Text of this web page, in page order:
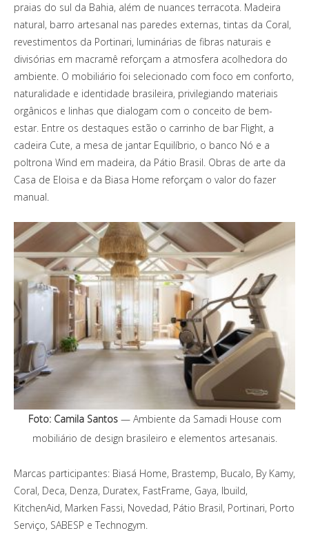
praias do sul da Bahia, além de nuances terracota. Madeira
natural, barro artesanal nas paredes externas, tintas da Coral,
revestimentos da Portinari, luminárias de fibras naturais e
divisórias em macramê reforçam a atmosfera acolhedora do
ambiente. O mobiliário foi selecionado com foco em conforto,
naturalidade e identidade brasileira, privilegiando materiais
orgânicos e linhas que dialogam com o conceito de bem-
estar. Entre os destaques estão o carrinho de bar Flight, a
cadeira Cute, a mesa de jantar Equilíbrio, o banco Nó e a
poltrona Wind em madeira, da Pátio Brasil. Obras de arte da
Casa de Eloisa e da Biasa Home reforçam o valor do fazer
manual.
Foto: Camila Santos— Ambiente da Samadi House com
mobiliário de design brasileiro e elementos artesanais.
Marcas participantes: Biasá Home, Brastemp, Bucalo, By Kamy,
Coral, Deca, Denza, Duratex, FastFrame, Gaya, Ibuild,
KitchenAid, Marken Fassi, Novedad, Pátio Brasil, Portinari, Porto
Serviço, SABESP e Technogym.